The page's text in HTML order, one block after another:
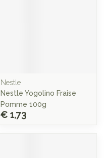
Nestle
Nestle Yogolino Fraise
Pomme 100g
€ 1,73